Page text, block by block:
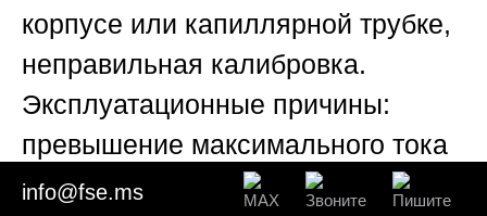
корпусе или капиллярной трубке,
неправильная калибровка.
Эксплуатационные причины:
превышение максимального тока
коммутации (например, к
info@fse.ms